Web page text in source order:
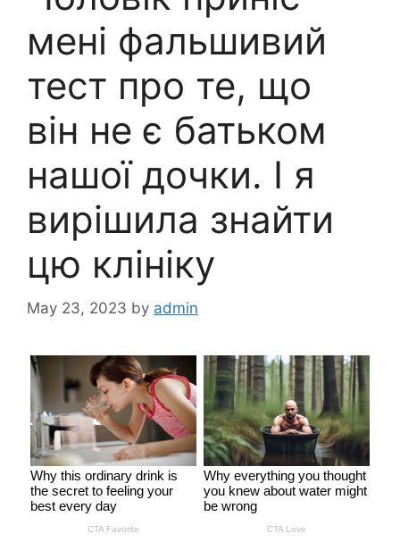
мені фальшивий
тест про те, що
він не є батьком
нашої дочки. І я
вирішила знайти
цю клініку
May 23, 2023 by admin